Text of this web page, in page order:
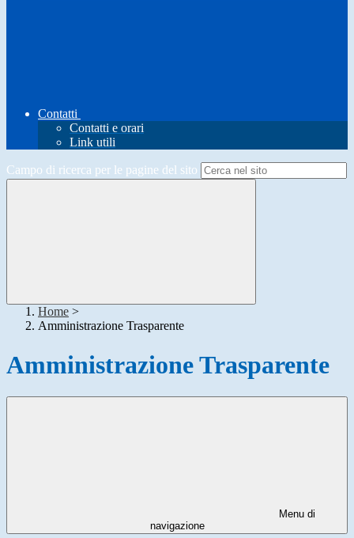
Contatti
Contatti e orari
Link utili
Campo di ricerca per le pagine del sito
Home >
Amministrazione Trasparente
Amministrazione Trasparente
Menu di
navigazione